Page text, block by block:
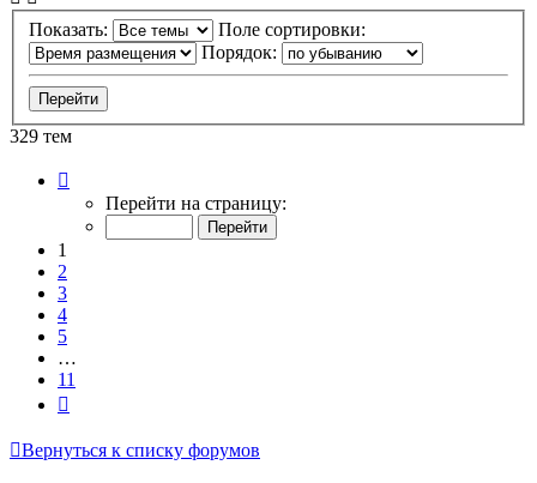
Показать:
Поле сортировки:
Порядок:
329 тем
Перейти на страницу:
1
2
3
4
5
…
11
Вернуться к списку форумов